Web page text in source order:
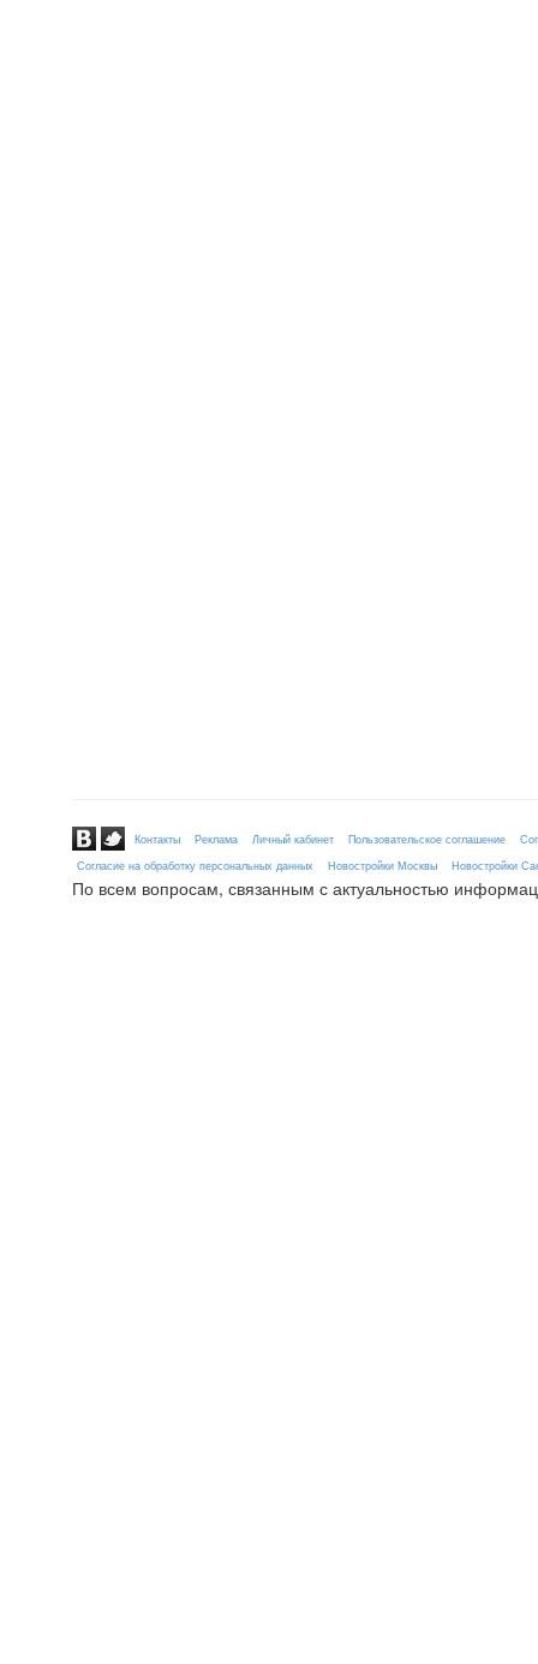
Контакты Реклама Личный кабинет Пользовательское соглашение
Согласие на обработку персональных данных
Новостройки Москвы Новостройки
По всем вопросам, связанным с актуальностью